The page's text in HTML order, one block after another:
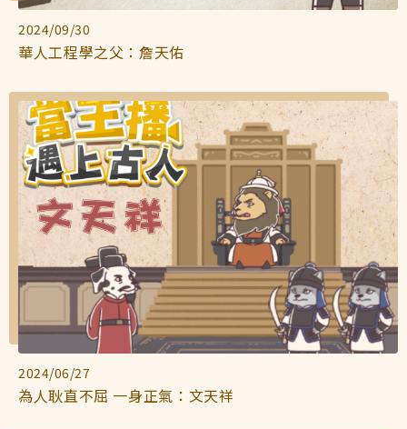
2024/09/30
華人工程學之父：詹天佑
2024/06/27
為人耿直不屈 一身正氣：文天祥